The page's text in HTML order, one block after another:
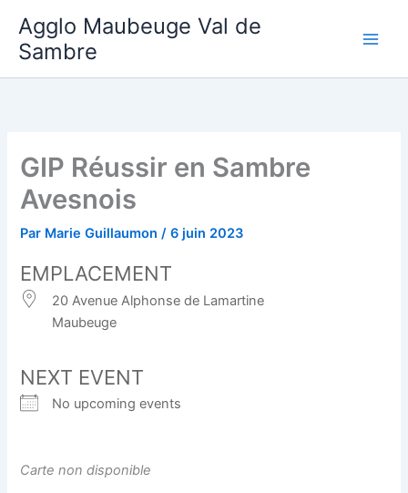
contenu
Agglo Maubeuge Val de
Sambre
GIP Réussir en Sambre
Avesnois
Par Marie Guillaumon/6 juin 2023
EMPLACEMENT
20 Avenue Alphonse de Lamartine
Maubeuge
NEXT EVENT
No upcoming events
Carte non disponible